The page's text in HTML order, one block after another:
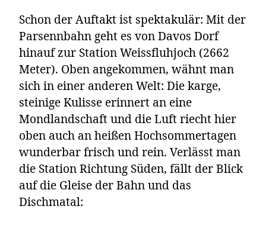
Schon der Auftakt ist spektakulär: Mit der
Parsennbahn geht es von Davos Dorf
hinauf zur Station Weissfluhjoch (2662
Meter). Oben angekommen, wähnt man
sich in einer anderen Welt: Die karge,
steinige Kulisse erinnert an eine
Mondlandschaft und die Luft riecht hier
oben auch an heißen Hochsommertagen
wunderbar frisch und rein. Verlässt man
die Station Richtung Süden, fällt der Blick
auf die Gleise der Bahn und das
Dischmatal: